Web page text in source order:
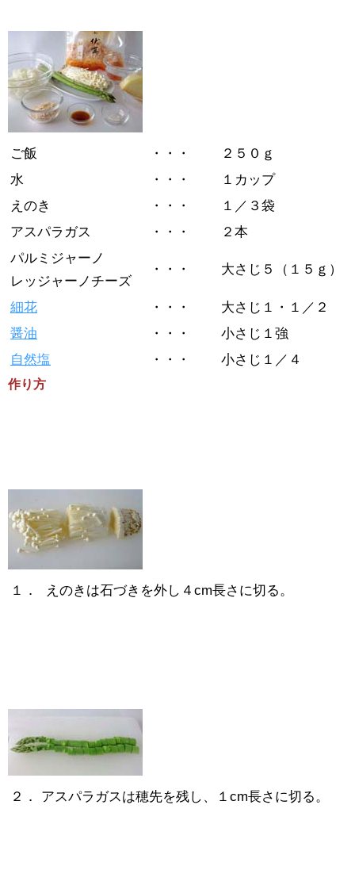
ご飯 ・・・
２５０ｇ
水
・・・
１カップ
えのき
・・・
１／３袋
アスパラガス
・・・
２本
パルミジャーノ
レッジャーノチーズ
・・・ 大さじ５（１５ｇ）
細花 ・・・
大さじ１・１／２
醤油
・・・
小さじ１強
自然塩
・・・ 小さじ１／４
作り方
１． えのきは石づきを外し４cm長さに切る。
２． アスパラガスは穂先を残し、１cm長さに切る。